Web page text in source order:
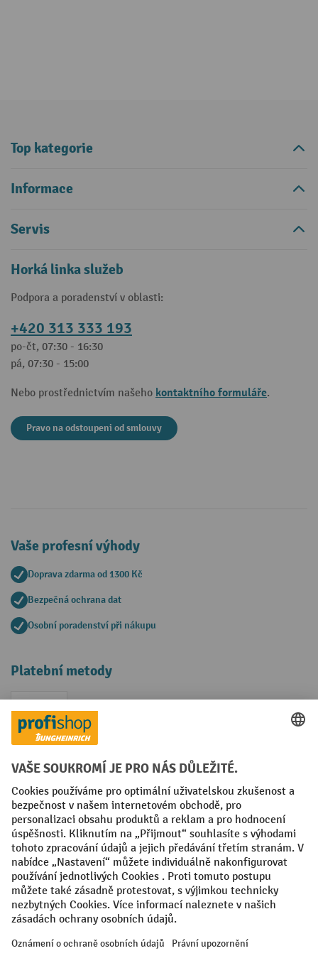
Top kategorie
Informace
Servis
Horká linka služeb
Podpora a poradenství v oblasti:
+420 313 333 193
po-čt, 07:30 - 16:30
pá, 07:30 - 15:00
Nebo prostřednictvím našeho kontaktního formuláře.
Pravo na odstoupeni od smlouvy
Vaše profesní výhody
Doprava zdarma od 1300 Kč
Bezpečná ochrana dat
Osobní poradenství při nákupu
Platební metody
Faktura
Sociální sítě
Facebook
YouTubeLinkedIn
VODP Otisk
Prohlášení o ochraně osobních údajů
Nastavení ochrany osobních údajů
All prices excl. VAT plusshipping costsand possible delivery charges,